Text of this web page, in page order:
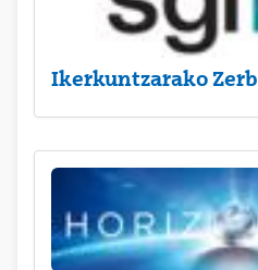
Ikerkuntzarako